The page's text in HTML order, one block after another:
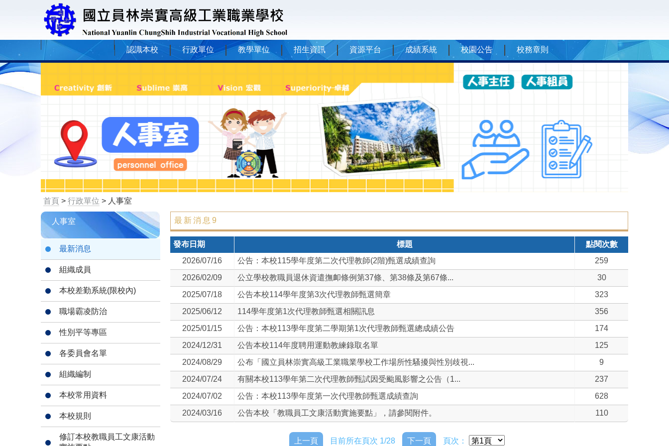
認識本校 行政單位 教學單位 招生資訊 資源平台 成績系統 校園公告 校務章則
首頁 > 行政單位 > 人事室
人事室
最新消息
組織成員
本校差勤系統(限校內)
職場霸凌防治
性別平等專區
各委員會名單
組織編制
本校常用資料
本校規則
修訂本校教職員工文康活動
最新消息9
發布日期 標題
點閱次數
2026/07/16
公告：本校115學年度第二次代理教師(2階)甄選成績查詢
259
2026/02/09
公立學校教職員退休資遣撫卹條例第37條、第38條及第67條...
30
2025/07/18
公告本校114學年度第3次代理教師甄選簡章
323
2025/06/12
114學年度第1次代理教師甄選相關訊息
356
2025/01/15
公告：本校113學年度第二學期第1次代理教師甄選總成績公告
174
2024/12/31
公告本校114年度聘用運動教練錄取名單
125
2024/08/29
公布「國立員林崇實高級工業職業學校工作場所性騷擾與性別歧視...
9
2024/07/24
有關本校113學年第二次代理教師甄試因受颱風影響之公告（1...
237
2024/07/02
公告：本校113學年度第一次代理教師甄選成績查詢
628
2024/03/16
公告本校「教職員工文康活動實施要點」，請參閱附件。 110
上一頁 目前所在頁次 1/28 下一頁 頁次：